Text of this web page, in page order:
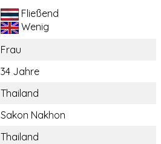
Fließend
Wenig
Frau
34 Jahre
Thailand
Sakon Nakhon
Thailand